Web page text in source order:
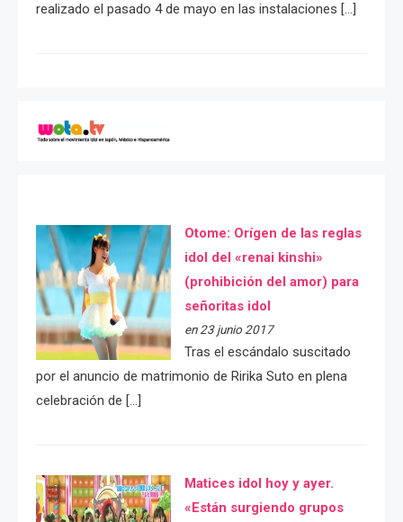
realizado el pasado 4 de mayo en las instalaciones […]
Otome: Orígen de las reglas
idol del «renai kinshi»
(prohibición del amor) para
señoritas idol
en 23 junio 2017
Tras el escándalo suscitado
por el anuncio de matrimonio de Ririka Suto en plena
celebración de […]
Matices idol hoy y ayer.
«Están surgiendo grupos